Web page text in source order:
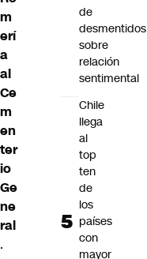
m
erí
a
al
Ce
m
en
ter
io
Ge
ne
ral
.
de
desmentidos
sobre
relación
sentimental
Chile
llega
al
top
ten
de
los
países
con
mayor